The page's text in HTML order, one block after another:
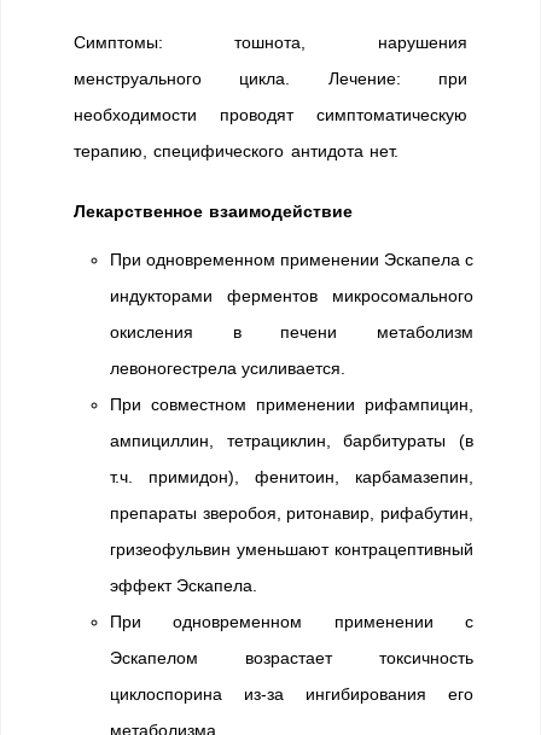
Симптомы: тошнота, нарушения
менструального цикла. Лечение: при
необходимости проводят симптоматическую
терапию, специфического антидота нет.
Лекарственное взаимодействие
При одновременном применении Эскапела с
индукторами ферментов микросомального
окисления в печени метаболизм
левоногестрела усиливается.
При совместном применении рифампицин,
ампициллин, тетрациклин, барбитураты (в
т.ч. примидон), фенитоин, карбамазепин,
препараты зверобоя, ритонавир, рифабутин,
гризеофульвин уменьшают контрацептивный
эффект Эскапела.
При одновременном применении с
Эскапелом возрастает токсичность
циклоспорина из-за ингибирования его
метаболизма.